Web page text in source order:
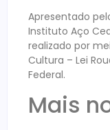
Apresentado
Instituto Aço
realizado por
Cultura – Lei
Federal.
Mais